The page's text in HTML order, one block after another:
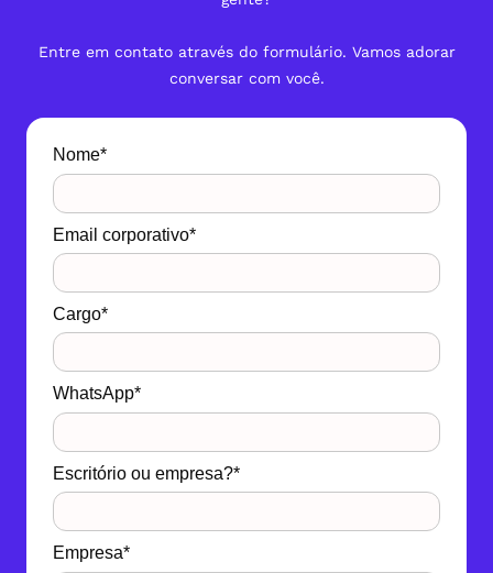
Entre em contato através do formulário. Vamos adorar
conversar com você.
Nome*
Email corporativo*
Cargo*
WhatsApp*
Escritório ou empresa?*
Empresa*